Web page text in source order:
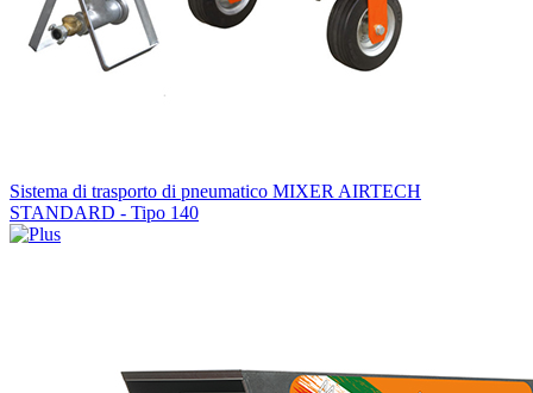
Sistema di trasporto di pneumatico MIXER AIRTECH
STANDARD - Tipo 140